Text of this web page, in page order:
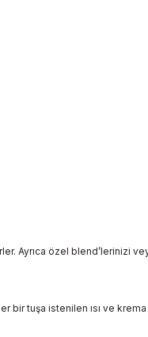
Ayrıca özel blend’lerinizi
bir tuşa istenilen ısı ve